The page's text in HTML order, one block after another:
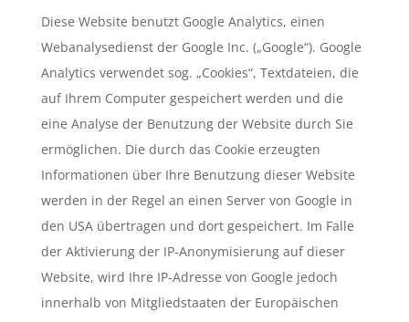
Diese Website benutzt Google Analytics, einen
Webanalysedienst der Google Inc. („Google“). Google
Analytics verwendet sog. „Cookies“, Textdateien, die
auf Ihrem Computer gespeichert werden und die
eine Analyse der Benutzung der Website durch Sie
ermöglichen. Die durch das Cookie erzeugten
Informationen über Ihre Benutzung dieser Website
werden in der Regel an einen Server von Google in
den USA übertragen und dort gespeichert. Im Falle
der Aktivierung der IP-Anonymisierung auf dieser
Website, wird Ihre IP-Adresse von Google jedoch
innerhalb von Mitgliedstaaten der Europäischen